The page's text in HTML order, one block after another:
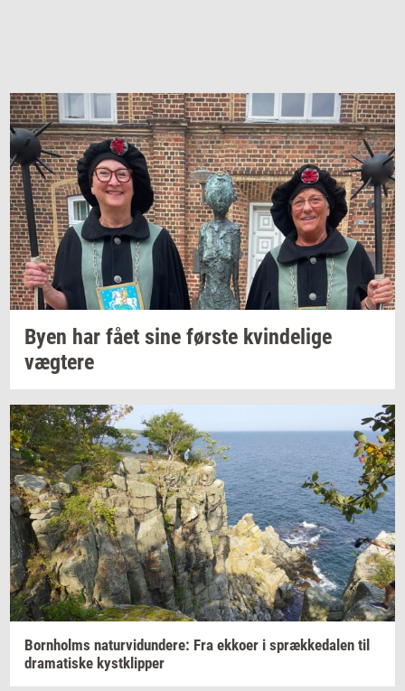
Byen har fået sine før­ste kvin­de­li­ge
væg­te­re
Born­holms na­tur­vi­dun­de­re: Fra ek­ko­er i spræk­ke­da­len til
dra­ma­ti­ske kyst­klip­per